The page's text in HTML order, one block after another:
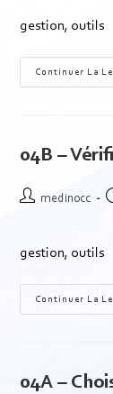
gestion, outils
Continuer La
04B –
medinocc
gestion, outils
Continuer La
04A –